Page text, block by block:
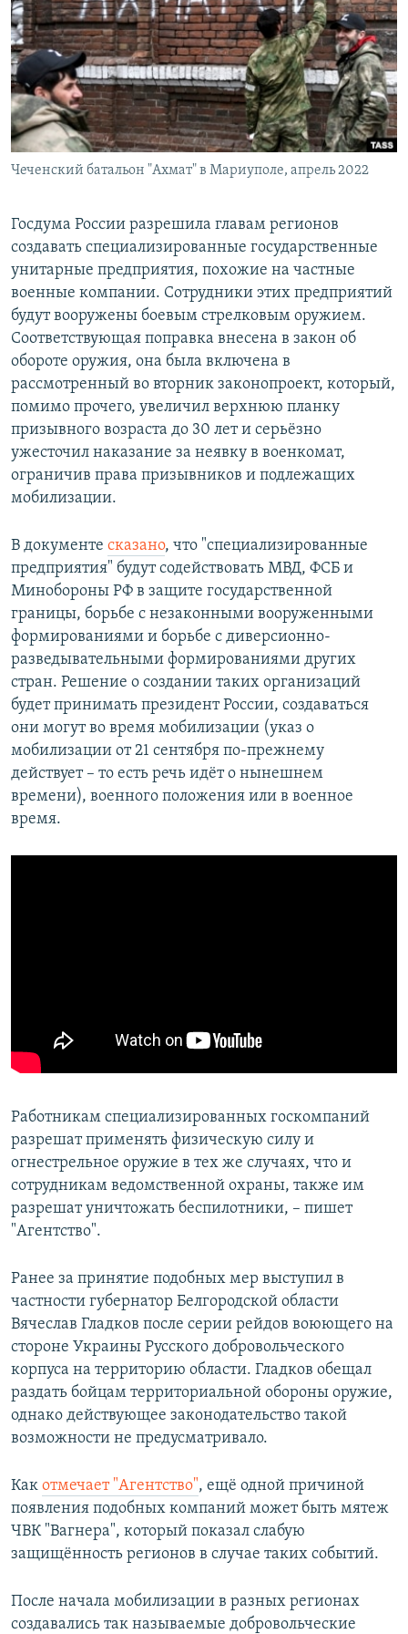
РАСПИСАНИЕ ВЕЩАНИЯ
ПОДПИШИТЕСЬ НА РАССЫЛКУ
СОЦИАЛЬНЫЕ СЕТИ
Все сайты РСЕ/РС
Чеченский батальон "Ахмат" в Мариуполе, апрель 2022
Госдума России разрешила главам регионов
создавать специализированные государственные
унитарные предприятия, похожие на частные
военные компании. Сотрудники этих предприятий
будут вооружены боевым стрелковым оружием.
Соответствующая поправка внесена в закон об
обороте оружия, она была включена в
рассмотренный во вторник законопроект, который,
помимо прочего, увеличил верхнюю планку
призывного возраста до 30 лет и серьёзно
ужесточил наказание за неявку в военкомат,
ограничив права призывников и подлежащих
мобилизации.
В документе сказано, что "специализированные
предприятия" будут содействовать МВД, ФСБ и
Минобороны РФ в защите государственной
границы, борьбе с незаконными вооруженными
формированиями и борьбе с диверсионно-
разведывательными формированиями других
стран. Решение о создании таких организаций
будет принимать президент России, создаваться
они могут во время мобилизации (указ о
мобилизации от 21 сентября по-прежнему
действует – то есть речь идёт о нынешнем
времени), военного положения или в военное
время.
Работникам специализированных госкомпаний
разрешат применять физическую силу и
огнестрельное оружие в тех же случаях, что и
сотрудникам ведомственной охраны, также им
разрешат уничтожать беспилотники, – пишет
"Агентство".
Ранее за принятие подобных мер выступил в
частности губернатор Белгородской области
Вячеслав Гладков после серии рейдов воюющего на
стороне Украины Русского добровольческого
корпуса на территорию области. Гладков обещал
раздать бойцам территориальной обороны оружие,
однако действующее законодательство такой
возможности не предусматривало.
Как отмечает "Агентство", ещё одной причиной
появления подобных компаний может быть мятеж
ЧВК "Вагнера", который показал слабую
защищённость регионов в случае таких событий.
После начала мобилизации в разных регионах
создавались так называемые добровольческие